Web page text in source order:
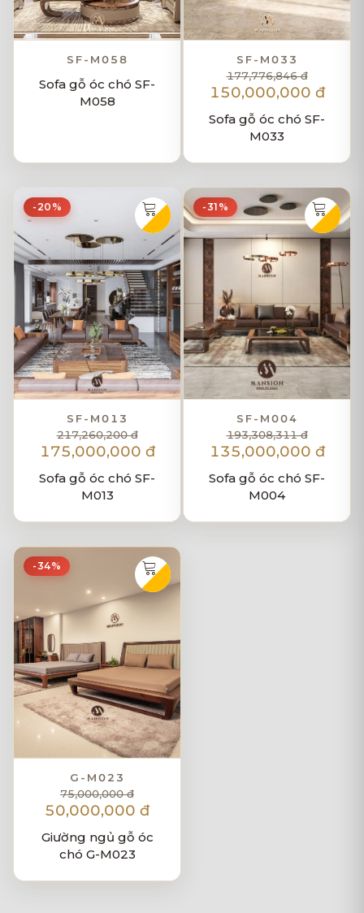
SF-M058
Sofa gỗ óc chó SF-
M058
SF-M033
177,776,846 đ
150,000,000 đ
Sofa gỗ óc chó SF-
M033
-20%
SF-M013
217,260,200 đ
175,000,000 đ
Sofa gỗ óc chó SF-
M013
-31%
SF-M004
193,308,311 đ
135,000,000 đ
Sofa gỗ óc chó SF-
M004
-34%
G-M023
75,000,000 đ
50,000,000 đ
Giường ngủ gỗ óc
chó G-M023